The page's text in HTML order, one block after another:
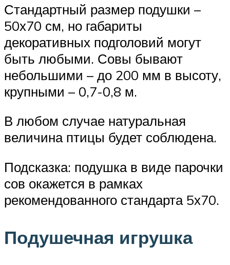
Стандартный размер подушки –
50х70 см, но габариты
декоративных подголовий могут
быть любыми. Совы бывают
небольшими – до 200 мм в высоту,
крупными – 0,7-0,8 м.
В любом случае натуральная
величина птицы будет соблюдена.
Подсказка: подушка в виде парочки
сов окажется в рамках
рекомендованного стандарта 5х70.
Подушечная игрушка